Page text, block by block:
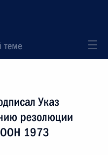
теме
Указ
резолюции
ООН 1973